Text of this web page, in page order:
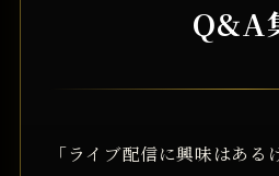
Q&A
「ライブ配信に興味はある